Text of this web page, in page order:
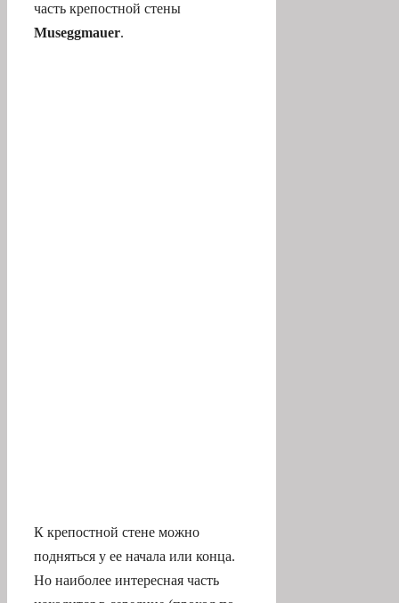
часть крепостной стены
Museggmauer.
улице Marianhilfgasse). Вдоль
стены можно прогуляться. На три
башни – подняться (с 8.00 до 19.00